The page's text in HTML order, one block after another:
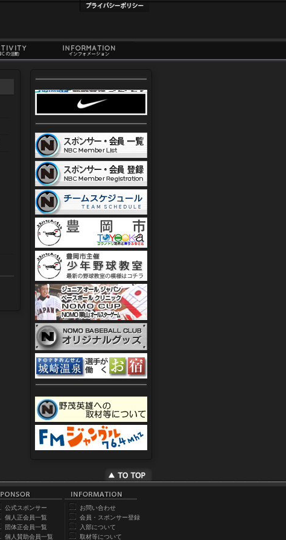
公式スポンサー
個人正会員一覧
団体正会員一覧
個人賛助会員一覧
お問い合わせ
会員・スポンサー登録
入部について
取材等について